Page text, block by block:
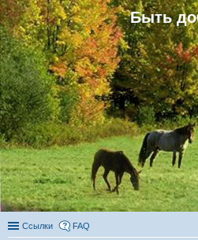
Быть
Ссылки FAQ